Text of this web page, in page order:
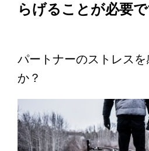
らげることが必要
パートナーのストレス
か？